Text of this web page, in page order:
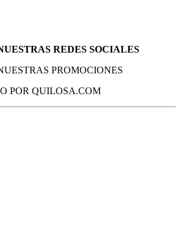
REDES SOCIALES
PROMOCIONES
POR QUILOSA.COM